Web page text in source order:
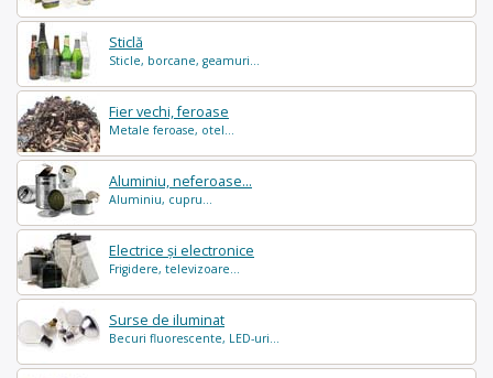
Sticlă
Sticle, borcane, geamuri...
Fier vechi, feroase
Metale feroase, otel...
Aluminiu, neferoase...
Aluminiu, cupru...
Electrice și electronice
Frigidere, televizoare...
Surse de iluminat
Becuri fluorescente, LED-uri...